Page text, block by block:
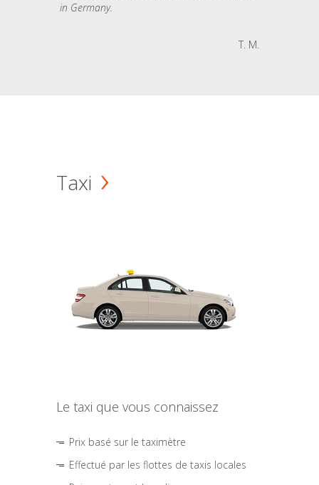
in Germany.
T. M.
Taxi
Le taxi que vous connaissez
Prix basé sur le taximètre
Effectué par les flottes de taxis locales